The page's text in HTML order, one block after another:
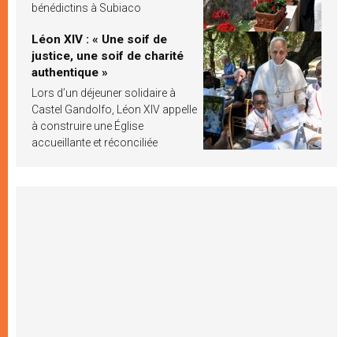
bénédictins à Subiaco
Léon XIV : « Une soif de
justice, une soif de charité
authentique »
Lors d’un déjeuner solidaire à
Castel Gandolfo, Léon XIV appelle
à construire une Église
accueillante et réconciliée